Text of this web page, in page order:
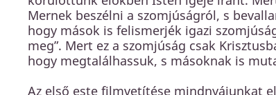
Mernek beszélni a szomjúságról, s
hogy mások is felismerjék igazi
meg”. Mert ez a szomjúság csak
hogy megtalálhassuk, s másoknak is
Az első este filmvetítése mindnyájunkat